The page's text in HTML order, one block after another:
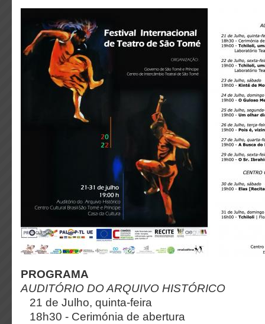
PROGRAMA
AUDITÓRIO DO ARQUIVO HISTÓRICO
21 de Julho, quinta-feira
18h30 - Cerimónia de abertura